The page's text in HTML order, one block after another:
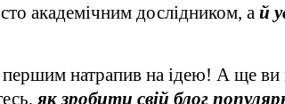
академічним дослідником, а й
першим натрапив на ідею! А ще ви
як зробити свій блог